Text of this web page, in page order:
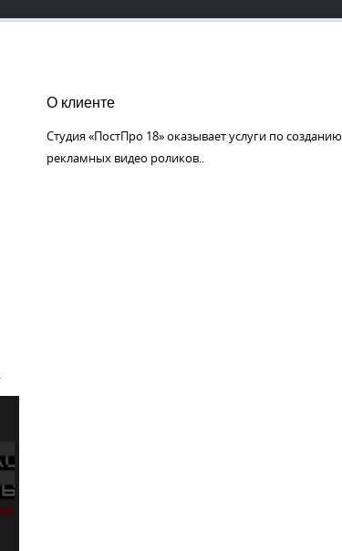
О клиенте
Студия «ПостПро 18» оказывает услуги по созданию
рекламных видео роликов..